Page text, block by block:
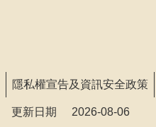
開
宣
隱私權宣告及資訊安全政策
更新日期 2026-08-06